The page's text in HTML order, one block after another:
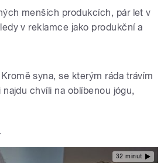
menších produkcích, pár let v
v reklamce jako produkční a
syna, se kterým ráda trávím
chvíli na oblíbenou jógu,
32 minut